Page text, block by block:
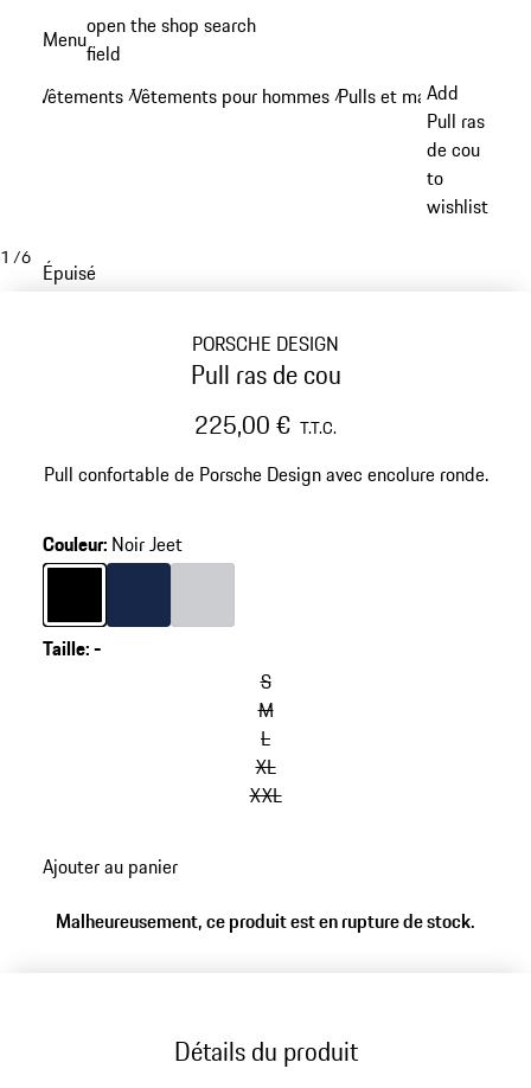
principal
Menuopen the shop search
field
Vêtements /Vêtements pour hommes /Pulls et manches
Add
Pull ras
de cou
to
wishlist
1 /6
Épuisé
PORSCHE DESIGN
Pull ras de cou
225,00 € T.T.C.
Pull confortable de Porsche Design avec encolure ronde.
Couleur: Noir Jeet
CouleurNoir Jeet
CouleurBleu Foncé
Couleur
Taille:-
S
M
L
XL
XXL
Ajouter au panier
Malheureusement, ce produit est en rupture de stock.
Détails du produit